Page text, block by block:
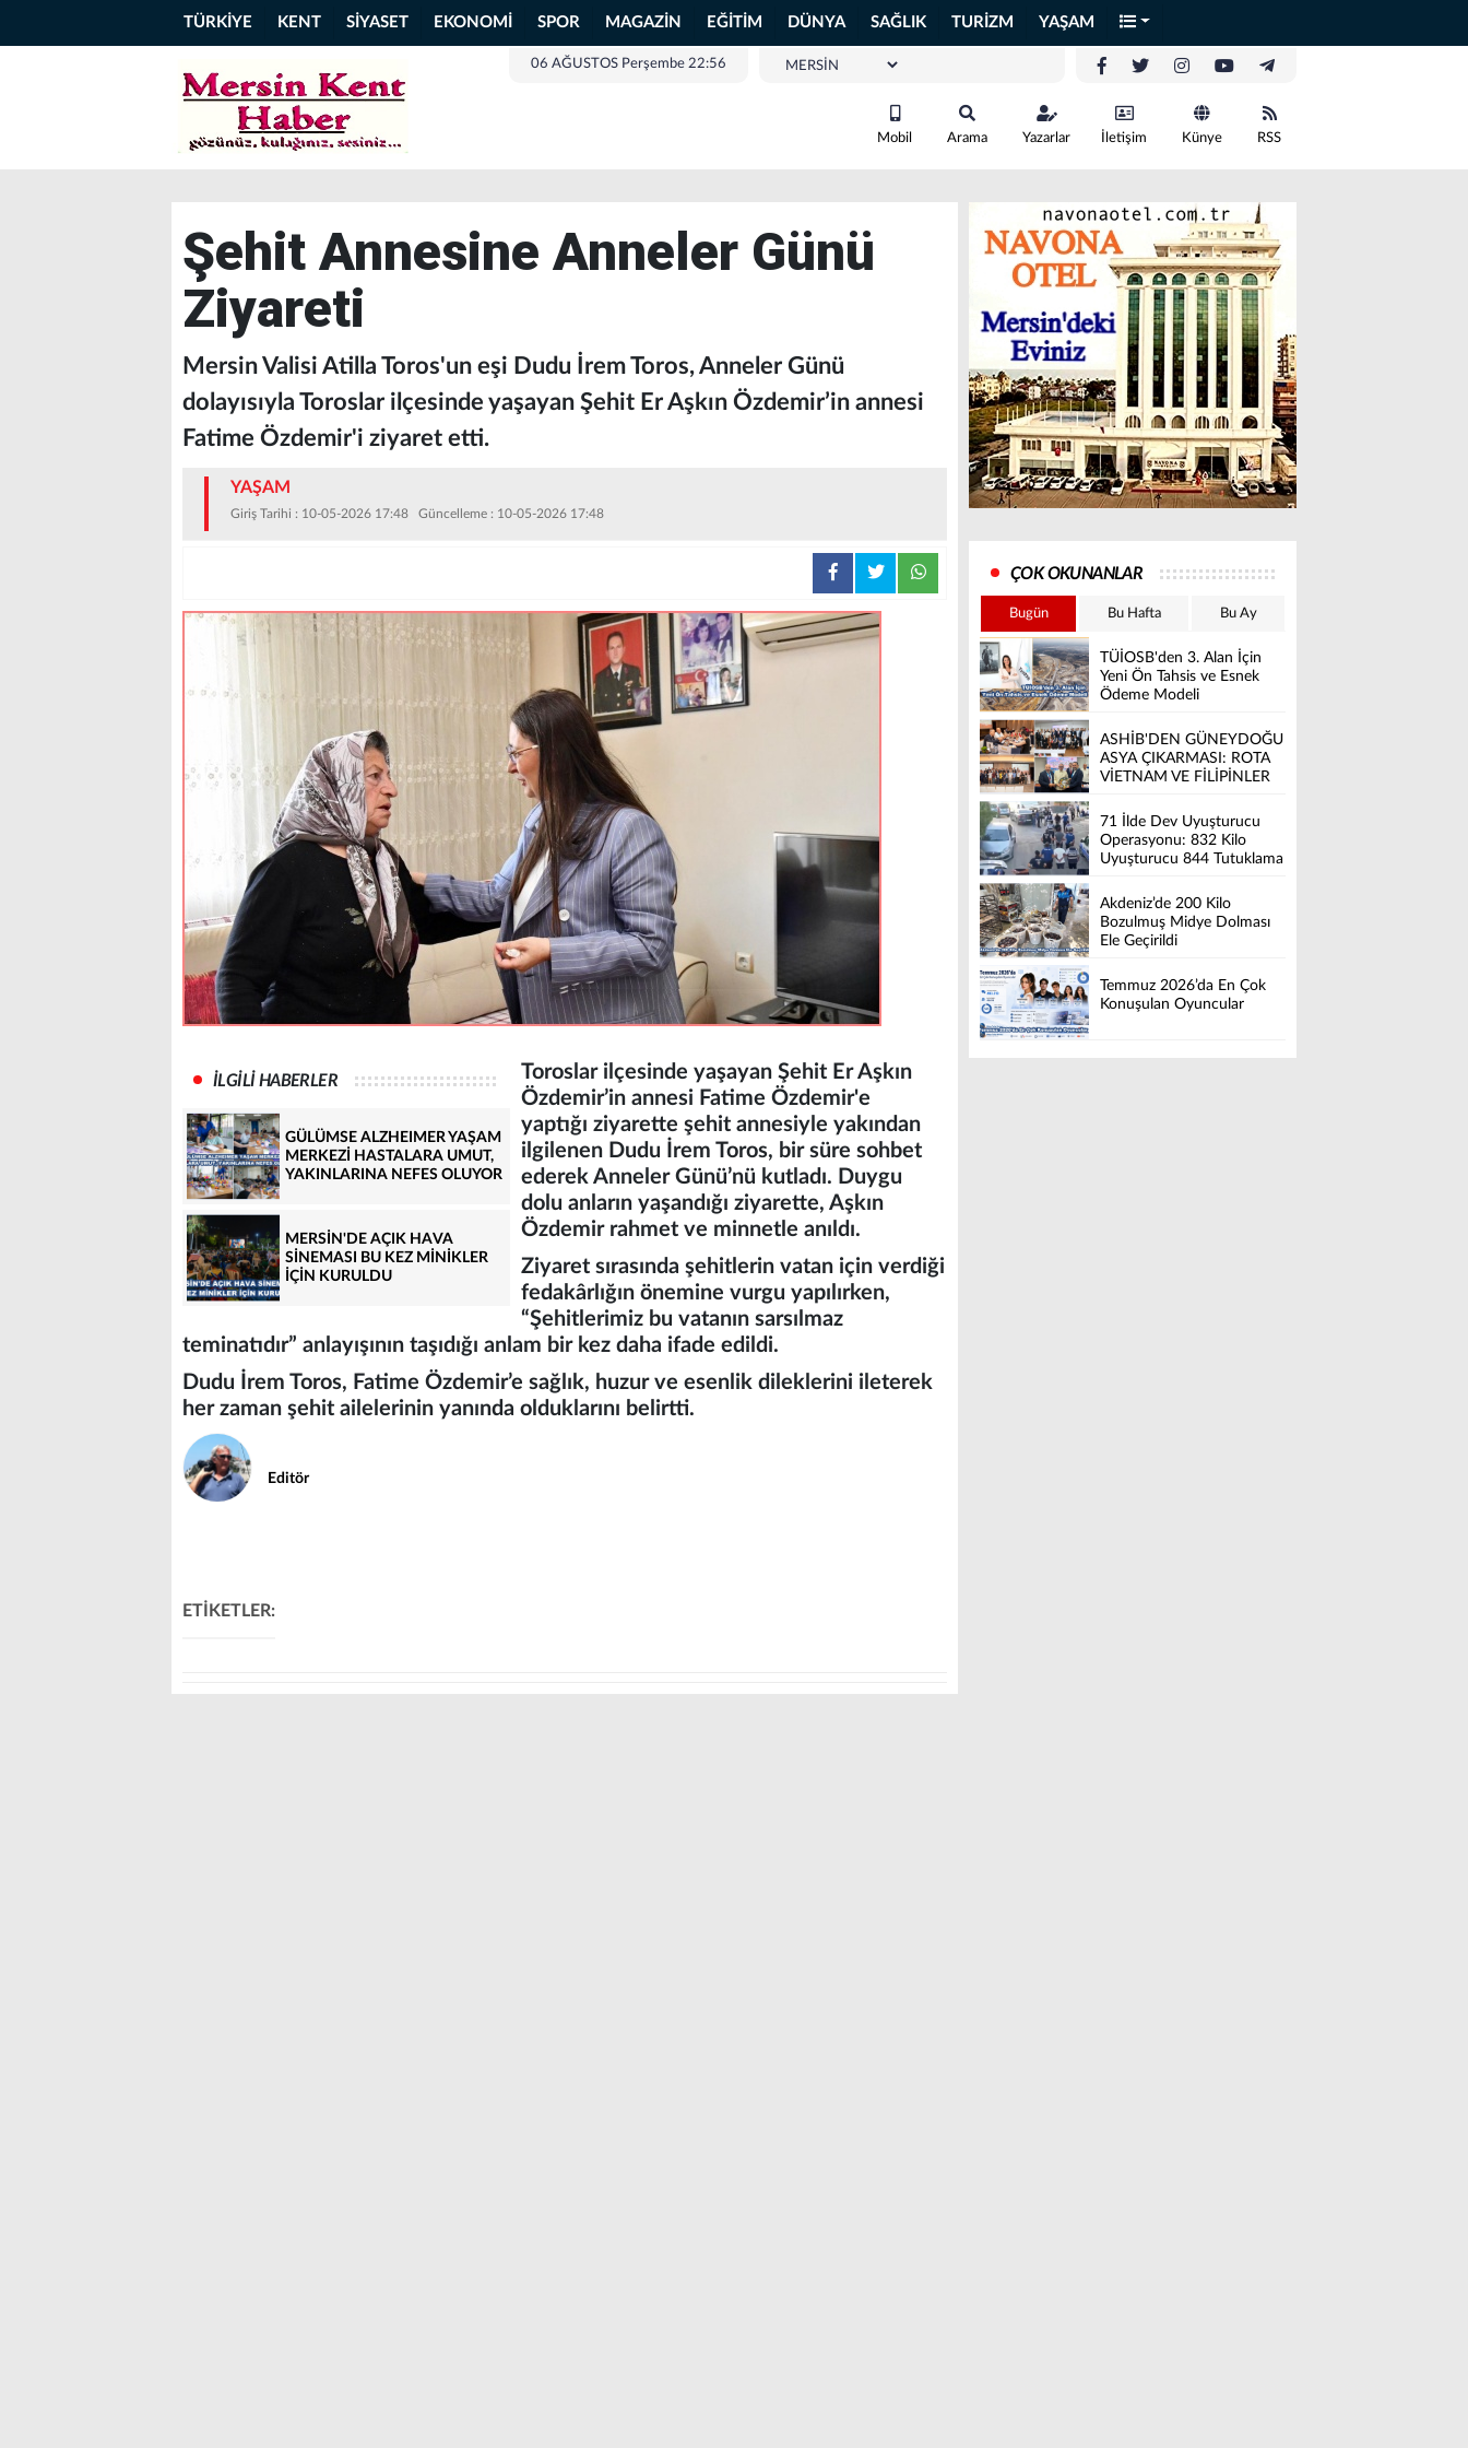
TÜRKİYE KENT SİYASET EKONOMİ SPOR MAGAZİN EĞİTİM DÜNYA SAĞLIK TURİZM YAŞAM
06 AĞUSTOS Perşembe 22:56
Mobil Arama Yazarlar İletişim Künye RSS
Şehit Annesine Anneler Günü
Ziyareti
Mersin Valisi Atilla Toros'un eşi Dudu İrem Toros, Anneler Günü
dolayısıyla Toroslar ilçesinde yaşayan Şehit Er Aşkın Özdemir’in annesi
Fatime Özdemir'i ziyaret etti.
YAŞAM
Giriş Tarihi : 10-05-2026 17:48 Güncelleme : 10-05-2026 17:48
İLGİLİ HABERLER
GÜLÜMSE ALZHEIMER YAŞAM
MERKEZİ HASTALARA UMUT,
YAKINLARINA NEFES OLUYOR
MERSİN'DE AÇIK HAVA
SİNEMASI BU KEZ MİNİKLER
İÇİN KURULDU
Toroslar ilçesinde yaşayan Şehit Er Aşkın
Özdemir’in annesi Fatime Özdemir'e
yaptığı ziyarette şehit annesiyle yakından
ilgilenen Dudu İrem Toros, bir süre sohbet
ederek Anneler Günü’nü kutladı. Duygu
dolu anların yaşandığı ziyarette, Aşkın
Özdemir rahmet ve minnetle anıldı.
Ziyaret sırasında şehitlerin vatan için verdiği
fedakârlığın önemine vurgu yapılırken,
“Şehitlerimiz bu vatanın sarsılmaz
teminatıdır” anlayışının taşıdığı anlam bir kez daha ifade edildi.
Dudu İrem Toros, Fatime Özdemir’e sağlık, huzur ve esenlik dileklerini ileterek
her zaman şehit ailelerinin yanında olduklarını belirtti.
Editör
ETİKETLER:
ÇOK OKUNANLAR
Bugün Bu Hafta Bu Ay
TÜİOSB'den 3. Alan İçin
Yeni Ön Tahsis ve Esnek
Ödeme Modeli
ASHİB'DEN GÜNEYDOĞU
ASYA ÇIKARMASI: ROTA
VİETNAM VE FİLİPİNLER
71 İlde Dev Uyuşturucu
Operasyonu: 832 Kilo
Uyuşturucu 844 Tutuklama
Akdeniz’de 200 Kilo
Bozulmuş Midye Dolması
Ele Geçirildi
Temmuz 2026’da En Çok
Konuşulan Oyuncular